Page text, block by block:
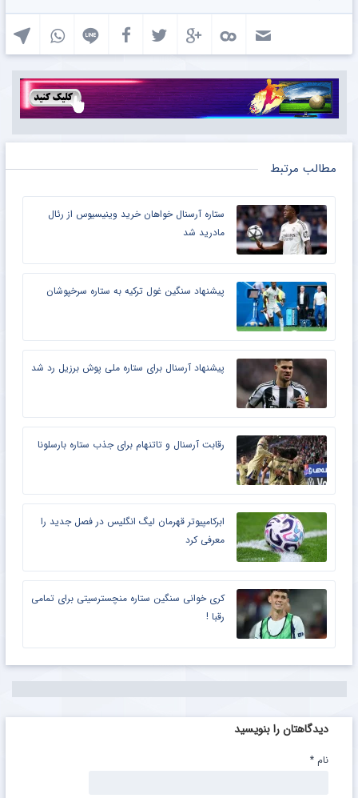
مطالب مرتبط
ستاره آرسنال خواهان خرید وینیسیوس از رئال
مادرید شد
پیشنهاد سنگین غول ترکیه به ستاره سرخپوشان
پیشنهاد آرسنال برای ستاره ملی پوش برزیل رد شد
رقابت آرسنال و تاتنهام برای جذب ستاره بارسلونا
ابرکامپیوتر قهرمان لیگ انگلیس در فصل جدید را
معرفی کرد
کری خوانی سنگین ستاره منچسترسیتی برای تمامی
رقبا !
دیدگاهتان را بنویسید
نام *